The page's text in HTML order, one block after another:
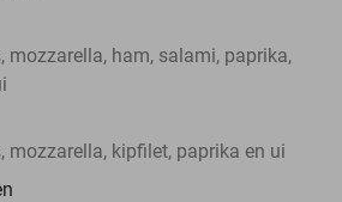
mozzarella, ham, salami, paprika,
mozzarella, kipfilet, paprika en ui